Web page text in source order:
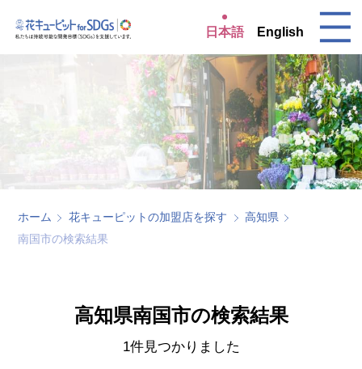
日本語 English
ホーム 花キューピットの加盟店を探す
高知県
南国市の検索結果
高知県南国市の検索結果
1件見つかりました